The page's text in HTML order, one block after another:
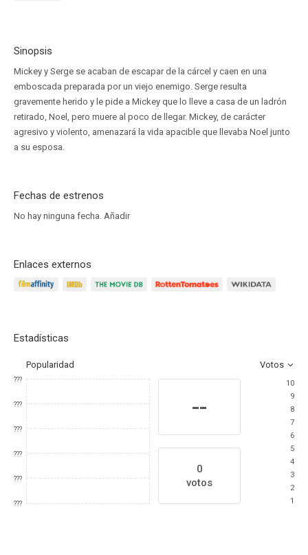
Sinopsis
Mickey y Serge se acaban de escapar de la cárcel y caen en una
emboscada preparada por un viejo enemigo. Serge resulta
gravemente herido y le pide a Mickey que lo lleve a casa de un ladrón
retirado, Noel, pero muere al poco de llegar. Mickey, de carácter
agresivo y violento, amenazará la vida apacible que llevaba Noel junto
a su esposa.
Fechas de estrenos
No hay ninguna fecha. Añadir
Enlaces externos
Estadísticas
Popularidad Votos
???
???
???
???
???
???
--
0
votos
10
9
8
7
6
5
4
3
2
1